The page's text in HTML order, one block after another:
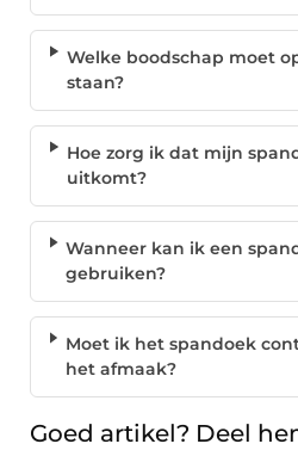
Welke boodschap moet
staan?
Hoe zorg ik dat mijn
uitkomt?
Wanneer kan ik een
gebruiken?
Moet ik het spandoek
het afmaak?
Goed artikel? Deel